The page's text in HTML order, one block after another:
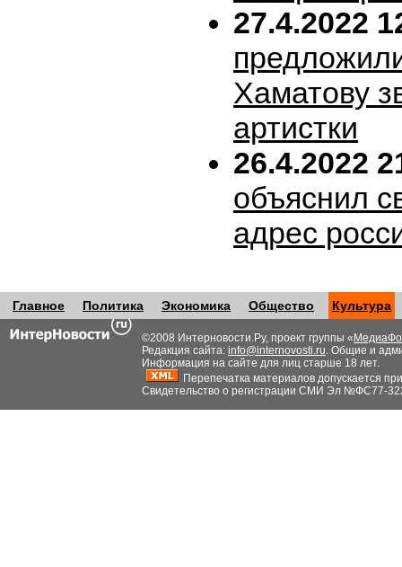
27.4.2022
Хаматову
артистки
26.4.2022
объяснил
адрес
Главное Политика Экономика Общество Культура
©2008 Интерновости.Ру, проект группы «
Редакция сайта: info@internovosti.ru. Общие и
Информация на сайте для лиц старше 18 лет.
Перепечатка материалов допускается
Свидетельство о регистрации СМИ Эл №ФС77-